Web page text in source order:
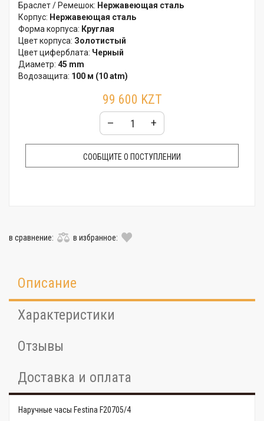
Браслет / Ремешок: Нержавеющая сталь
Корпус: Нержавеющая сталь
Форма корпуса: Круглая
Цвет корпуса: Золотистый
Цвет циферблата: Черный
Диаметр: 45 mm
Водозащита: 100 м (10 atm)
99 600 KZT
– +
СООБЩИТЕ О ПОСТУПЛЕНИИ
в сравнение: в избранное:
Описание
Характеристики
Отзывы
Доставка и оплата
Наручные часы Festina F20705/4